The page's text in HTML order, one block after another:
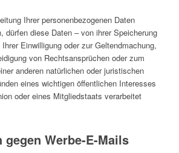
Ihrer personenbezogenen Daten
dürfen diese Daten – von ihrer Speicherung
Einwilligung oder zur Geltendmachung,
von Rechtsansprüchen oder zum
anderen natürlichen oder juristischen
eines wichtigen öffentlichen Interesses
oder eines Mitgliedstaats verarbeitet
Werbe-E-Mails